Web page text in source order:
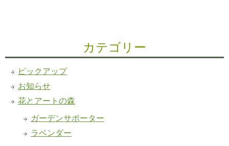
カテゴリー
ピックアップ
お知らせ
花とアートの森
ガーデンサポーター
ラベンダー